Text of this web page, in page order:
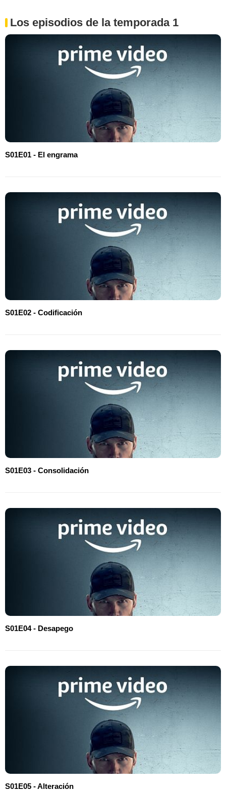
Los episodios de la temporada 1
S01E01 - El engrama
S01E02 - Codificación
S01E03 - Consolidación
S01E04 - Desapego
S01E05 - Alteración